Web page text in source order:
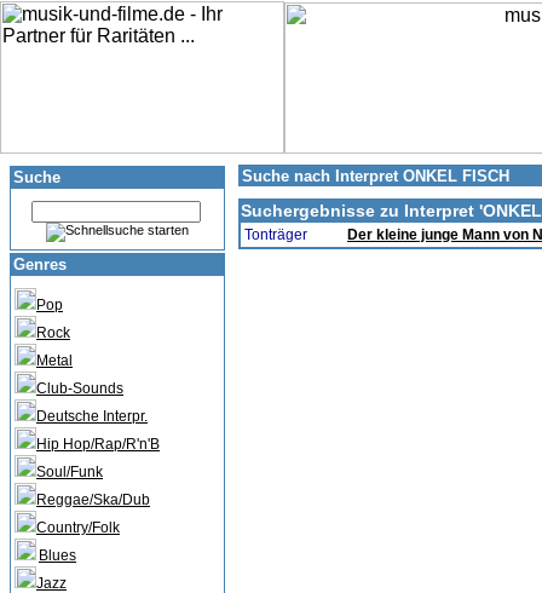
Suche
Genres
Pop
Rock
Metal
Club-Sounds
Deutsche Interpr.
Hip Hop/Rap/R'n'B
Soul/Funk
Reggae/Ska/Dub
Country/Folk
Blues
Jazz
Suche nach Interpret ONKEL FISCH
Suchergebnisse zu Interpret '
Tonträger Der kleine junge Mann von